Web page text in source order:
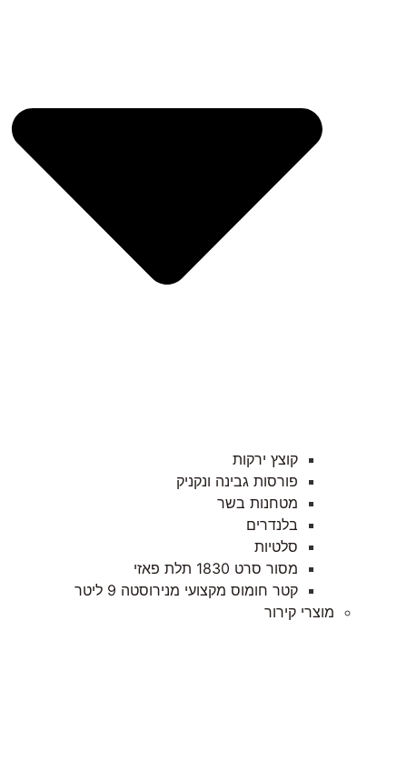
קוצץ ירקות
פורסות גבינה ונקניק
מטחנות בשר
בלנדרים
סלטיות
מסור סרט 1830 תלת פאזי
קטר חומוס מקצועי מנירוסטה 9 ליטר
מוצרי קירור